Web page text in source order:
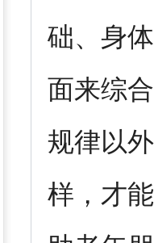
础、身
面来综
规律以
样，才